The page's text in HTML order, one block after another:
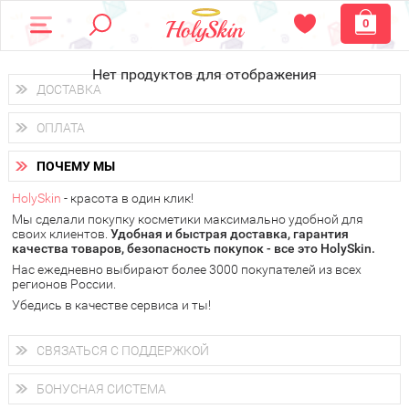
0
Нет продуктов для отображения
ДОСТАВКА
Доставка осуществляетсяпо всем городам России.
Вы можете выбрать доставку курьером, Почтой России или
получить заказ в пунктах выдачи PickPoint или пункте
самовывоза.
В 20 городах России доставка осуществляется ужена
следующий день.
у Вас всегда есть возможность получитьбесплатную
доставку от HolySkin.
подробнее об условиях доставки и оплаты в Вашем городе
ОПЛАТА
Вы можете оплатить свой заказ любым удобным способом:
наличными деньгами (
через интернет-банк (Альфа-банк, Сбербанк) и другими
электронными способами.
ПОЧЕМУ МЫ
HolySkin - красота в один клик!
Мы сделали покупку косметики максимально удобной для
своих клиентов. Удобная и быстрая доставка, гарантия
качества товаров, безопасность покупок - все это HolySkin.
Нас ежедневно выбирают более 3000 покупателей из всех
регионов России.
Убедись в качестве сервиса и ты!
СВЯЗАТЬСЯ С ПОДДЕРЖКОЙ
+7 (800) 707-24-55
Мы будем рады ответить на все Ваши вопросы по работе
магазина, проконсультировать по товарам, рассказать о
БОНУСНАЯ СИСТЕМА